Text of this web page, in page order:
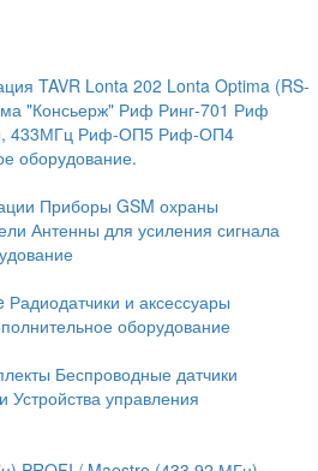
TAVR Lonta 202 Lonta Optima (RS-
"Консьерж" Риф Ринг-701 Риф
433МГц Риф-ОП5 Риф-ОП4
оборудование.
Приборы GSM охраны
Антенны для усиления сигнала
Радиодатчики и аксессуары
оборудование
Беспроводные датчики
Устройства управления